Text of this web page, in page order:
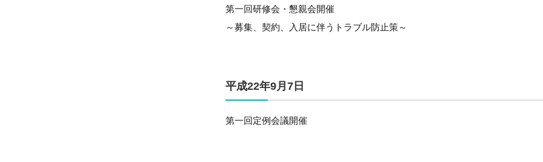
第一回研修会・懇親会開催
～募集、契約、入居に伴うトラブル防止策～
平成22年9月7日
第一回定例会議開催